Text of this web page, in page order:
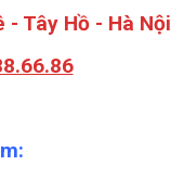
- Tây Hồ - Hà Nội